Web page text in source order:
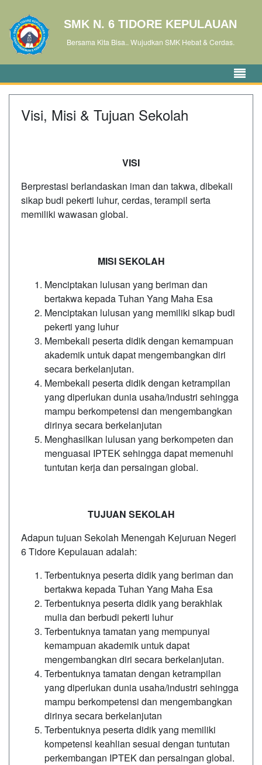
SMK N. 6 TIDORE KEPULAUAN
Bersama Kita Bisa.. Wujudkan SMK Hebat & Cerdas.
Visi, Misi & Tujuan Sekolah
VISI
Berprestasi berlandaskan iman dan takwa, dibekali
sikap budi pekerti luhur, cerdas, terampil serta
memiliki wawasan global.
MISI SEKOLAH
Menciptakan lulusan yang beriman dan
bertakwa kepada Tuhan Yang Maha Esa
Menciptakan lulusan yang memiliki sikap budi
pekerti yang luhur
Membekali peserta didik dengan kemampuan
akademik untuk dapat mengembangkan diri
secara berkelanjutan.
Membekali peserta didik dengan ketrampilan
yang diperlukan dunia usaha/industri sehingga
mampu berkompetensi dan mengembangkan
dirinya secara berkelanjutan
Menghasilkan lulusan yang berkompeten dan
menguasai IPTEK sehingga dapat memenuhi
tuntutan kerja dan persaingan global.
TUJUAN SEKOLAH
Adapun tujuan Sekolah Menengah Kejuruan Negeri
6 Tidore Kepulauan adalah:
Terbentuknya peserta didik yang beriman dan
bertakwa kepada Tuhan Yang Maha Esa
Terbentuknya peserta didik yang berakhlak
mulia dan berbudi pekerti luhur
Terbentuknya tamatan yang mempunyai
kemampuan akademik untuk dapat
mengembangkan diri secara berkelanjutan.
Terbentuknya tamatan dengan ketrampilan
yang diperlukan dunia usaha/industri sehingga
mampu berkompetensi dan mengembangkan
dirinya secara berkelanjutan
Terbentuknya peserta didik yang memiliki
kompetensi keahlian sesuai dengan tuntutan
perkembangan IPTEK dan persaingan global.